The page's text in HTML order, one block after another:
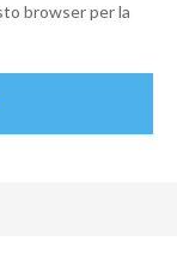
browser per la